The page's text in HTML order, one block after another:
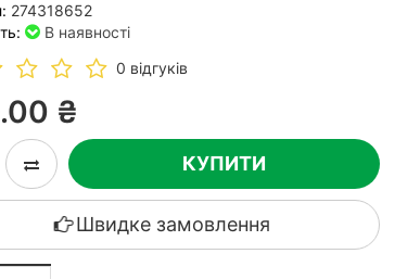
274318652
В наявності
0 відгуків
₴
КУПИТИ
Швидке замовлення